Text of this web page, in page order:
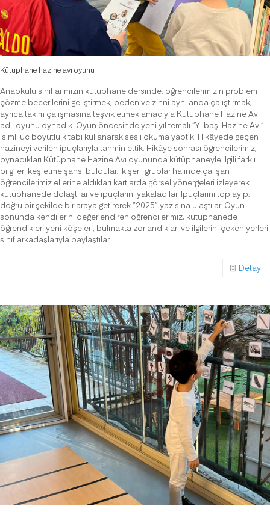
Kütüphane hazine avı oyunu
Anaokulu sınıflarımızın kütüphane dersinde, öğrencilerimizin problem
çözme becerilerini geliştirmek, beden ve zihni aynı anda çalıştırmak,
ayrıca takım çalışmasına teşvik etmek amacıyla Kütüphane Hazine Avı
adlı oyunu oynadık. Oyun öncesinde yeni yıl temalı “Yılbaşı Hazine Avı”
isimli üç boyutlu kitabı kullanarak sesli okuma yaptık. Hikâyede geçen
hazineyi verilen ipuçlarıyla tahmin ettik. Hikâye sonrası öğrencilerimiz,
oynadıkları Kütüphane Hazine Avı oyununda kütüphaneyle ilgili farklı
bilgileri keşfetme şansı buldular. İkişerli gruplar halinde çalışan
öğrencilerimiz ellerine aldıkları kartlarda görsel yönergeleri izleyerek
kütüphanede dolaştılar ve ipuçlarını yakaladılar. İpuçlarını toplayıp,
doğru bir şekilde bir araya getirerek “2025” yazısına ulaştılar. Oyun
sonunda kendilerini değerlendiren öğrencilerimiz, kütüphanede
öğrendikleri yeni köşeleri, bulmakta zorlandıkları ve ilgilerini çeken yerleri
sınıf arkadaşlarıyla paylaştılar.
Detay